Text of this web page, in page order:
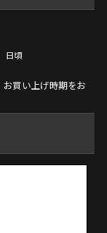
日頃
買い上げ時期をお